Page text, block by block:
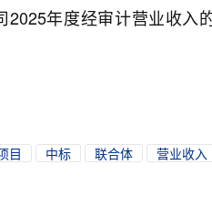
2025年度经审计营业收入
目 中标 联合体 营业收入